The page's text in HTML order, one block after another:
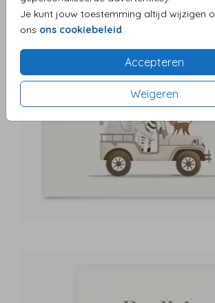
Je kunt jouw toestemming altijd wijzigen
ons ons cookiebeleid
Accepteren
Weigeren